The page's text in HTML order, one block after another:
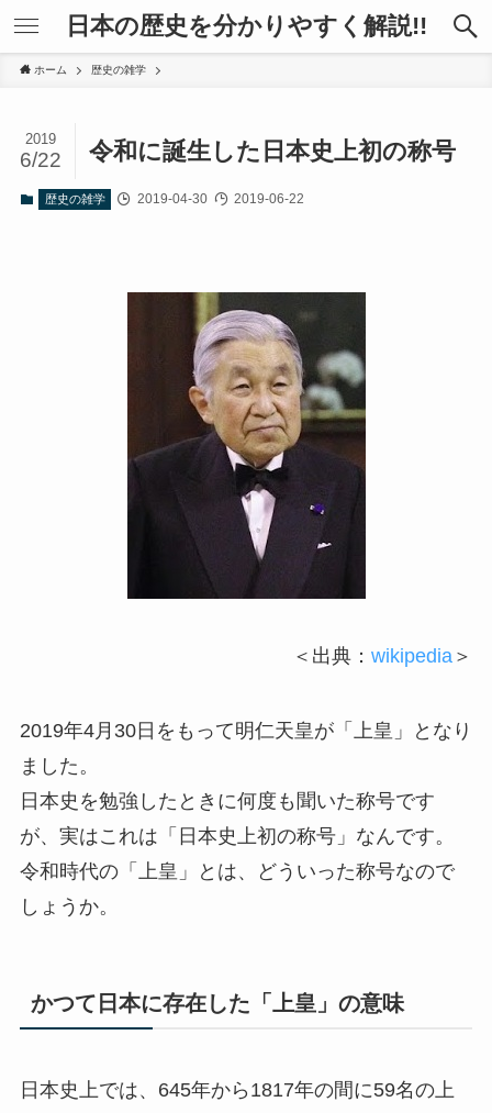
日本の歴史を分かりやすく解説!!
ホーム 歴史の雑学
令和に誕生した日本史上初の称号
2019
6/22
歴史の雑学 2019-04-30 2019-06-22
＜出典：wikipedia ＞
2019年4月30日をもって明仁天皇が「上皇」となり
ました。
日本史を勉強したときに何度も聞いた称号です
が、実はこれは「日本史上初の称号」なんです。
令和時代の「上皇」とは、どういった称号なので
しょうか。
かつて日本に存在した「上皇」の意味
日本史上では、645年から1817年の間に59名の上